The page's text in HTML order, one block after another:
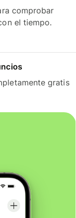
comprobar
el tiempo.
gratis